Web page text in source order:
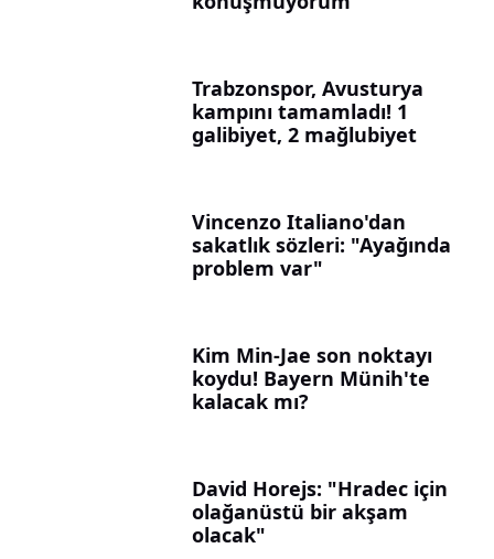
Trabzonspor, Avusturya
kampını tamamladı! 1
galibiyet, 2 mağlubiyet
Vincenzo Italiano'dan
sakatlık sözleri: "Ayağında
problem var"
Kim Min-Jae son noktayı
koydu! Bayern Münih'te
kalacak mı?
David Horejs: "Hradec için
olağanüstü bir akşam
olacak"